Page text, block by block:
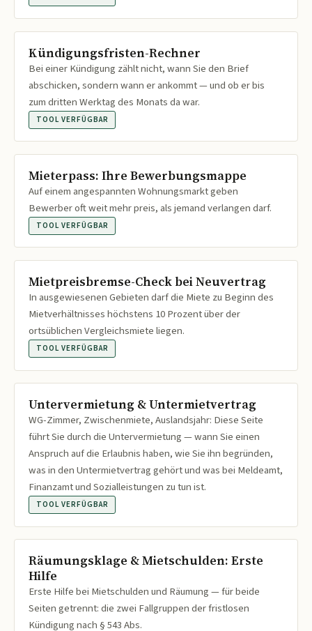
Kündigungsfristen-Rechner
Bei einer Kündigung zählt nicht, wann Sie den Brief
abschicken, sondern wann er ankommt — und ob er bis
zum dritten Werktag des Monats da war.
TOOL VERFÜGBAR
Mieterpass: Ihre Bewerbungsmappe
Auf einem angespannten Wohnungsmarkt geben
Bewerber oft weit mehr preis, als jemand verlangen darf.
TOOL VERFÜGBAR
Mietpreisbremse-Check bei Neuvertrag
In ausgewiesenen Gebieten darf die Miete zu Beginn des
Mietverhältnisses höchstens 10 Prozent über der
ortsüblichen Vergleichsmiete liegen.
TOOL VERFÜGBAR
Untervermietung & Untermietvertrag
WG-Zimmer, Zwischenmiete, Auslandsjahr: Diese Seite
führt Sie durch die Untervermietung — wann Sie einen
Anspruch auf die Erlaubnis haben, wie Sie ihn begründen,
was in den Untermietvertrag gehört und was bei Meldeamt,
Finanzamt und Sozialleistungen zu tun ist.
TOOL VERFÜGBAR
Räumungsklage & Mietschulden: Erste
Hilfe
Erste Hilfe bei Mietschulden und Räumung — für beide
Seiten getrennt: die zwei Fallgruppen der fristlosen
Kündigung nach § 543 Abs.